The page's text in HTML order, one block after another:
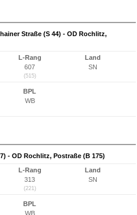
Straße (S 44) - OD Rochlitz,
L-Rang
607
(515)
Land
SN
BPL
WB
- OD Rochlitz, Postraße (B 175)
L-Rang
313
(221)
Land
SN
BPL
WB